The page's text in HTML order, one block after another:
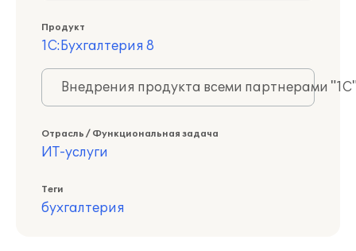
Продукт
1С:Бухгалтерия 8
Внедрения продукта всеми партнерами
Отрасль / Функциональная задача
ИТ-услуги
Теги
бухгалтерия